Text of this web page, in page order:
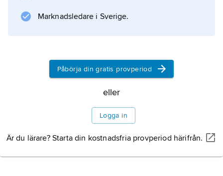
Marknadsledare i Sverige.
Påbörja din gratis provperiod
eller
Logga in
Är du lärare? Starta din kostnadsfria provperiod härifrån.